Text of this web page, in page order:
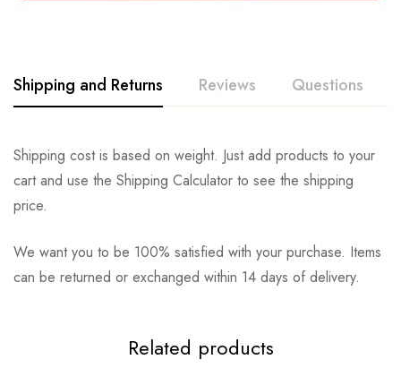
Shipping and Returns Reviews Questions
Shipping cost is based on weight. Just add products to your
cart and use the Shipping Calculator to see the shipping
price.
We want you to be 100% satisfied with your purchase. Items
can be returned or exchanged within 14 days of delivery.
Related products